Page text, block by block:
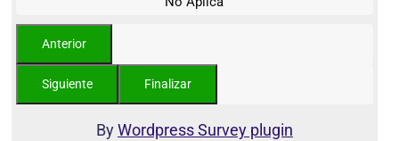
ByWordpress Survey plugin